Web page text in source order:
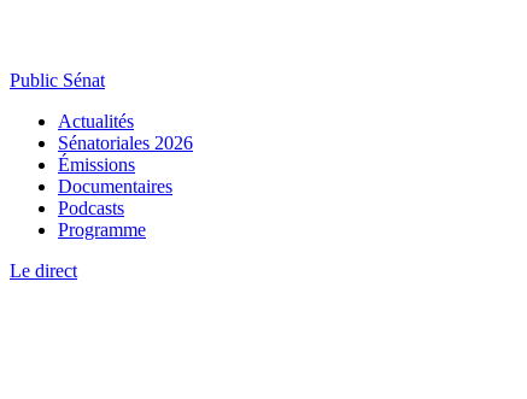
Public Sénat
Actualités
Sénatoriales 2026
Émissions
Documentaires
Podcasts
Programme
Le direct